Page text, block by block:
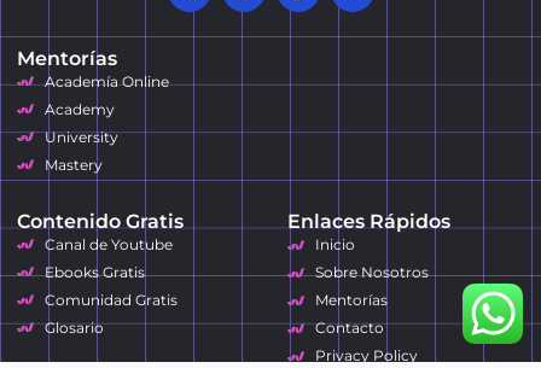
Mentorías
Academía Online
Academy
University
Mastery
Contenido Gratis
Canal de Youtube
Ebooks Gratis
Comunidad Gratis
Glosario
Enlaces Rápidos
Inicio
Sobre Nosotros
Mentorías
Contacto
Privacy Policy